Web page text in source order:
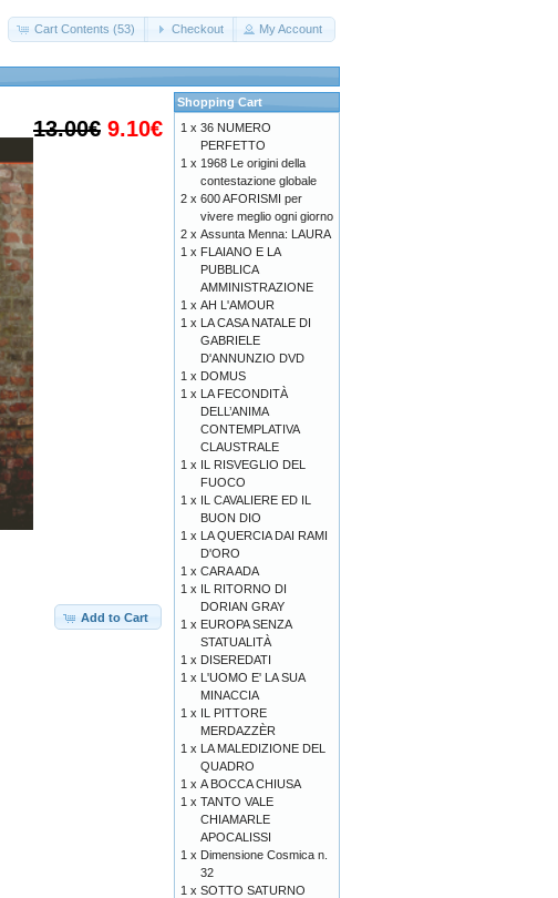
Cart Contents (53) Checkout My Account
13.00€ 9.10€
Add to Cart
Shopping Cart
1 x 36 NUMERO
PERFETTO
1 x 1968 Le origini della
contestazione globale
2 x 600 AFORISMI per
vivere meglio ogni giorno
2 x Assunta Menna: LAURA
1 x FLAIANO E LA
PUBBLICA
AMMINISTRAZIONE
1 x AH L'AMOUR
1 x LA CASA NATALE DI
GABRIELE
D'ANNUNZIO DVD
1 x DOMUS
1 x LA FECONDITÀ
DELL’ANIMA
CONTEMPLATIVA
CLAUSTRALE
1 x IL RISVEGLIO DEL
FUOCO
1 x IL CAVALIERE ED IL
BUON DIO
1 x LA QUERCIA DAI RAMI
D'ORO
1 x CARA ADA
1 x IL RITORNO DI
DORIAN GRAY
1 x EUROPA SENZA
STATUALITÀ
1 x DISEREDATI
1 x L'UOMO E' LA SUA
MINACCIA
1 x IL PITTORE
MERDAZZÈR
1 x LA MALEDIZIONE DEL
QUADRO
1 x A BOCCA CHIUSA
1 x TANTO VALE
CHIAMARLE
APOCALISSI
1 x Dimensione Cosmica n.
32
1 x SOTTO SATURNO